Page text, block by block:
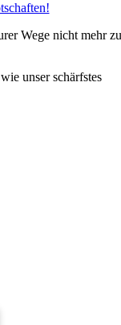
Wege nicht mehr zu
unser schärfstes